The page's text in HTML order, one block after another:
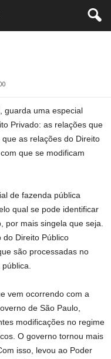
guarda uma especial
Privado: as relações que
as relações do Direito
que se modificam
de fazenda pública
qual se pode identificar
por mais singela que seja.
do Direito Público
são processadas no
vem ocorrendo com a
de São Paulo,
modificações no regime
O governo tornou mais
isso, levou ao Poder